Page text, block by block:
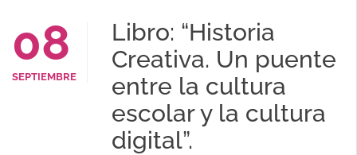
08
SEPTIEMBRE
Libro: “Historia
Creativa. Un puente
entre la cultura
escolar y la cultura
digital”.